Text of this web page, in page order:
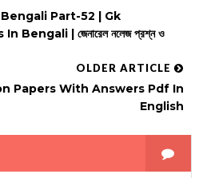
Part-52 | Gk
| জেনারেল নলেজ প্রশ্ন ও
OLDER ARTICLE
Papers With Answers Pdf In
English